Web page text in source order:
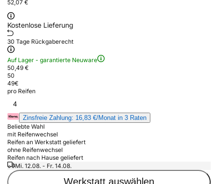
52,07 €
Kostenlose Lieferung
30 Tage Rückgaberecht
Auf Lager - garantierte Neuware
50,49 €
50
49€
pro Reifen
4
Zinsfreie Zahlung: 16,83 €/Monat in 3 Raten
Beliebte Wahl
mit Reifenwechsel
Reifen an Werkstatt geliefert
ohne Reifenwechsel
Reifen nach Hause geliefert
Mi. 12.08. - Fr. 14.08.
Werkstatt auswählen